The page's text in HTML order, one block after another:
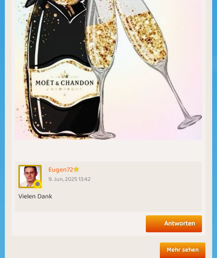
Eugen72
9. Jun, 2025 13:42
Vielen Dank
Antworten
Mehr sehen